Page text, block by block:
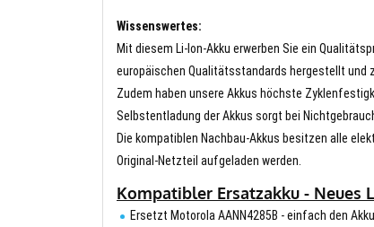
Wissenswertes:
Mit diesem Li-Ion-Akku erwerben Sie ein
europäischen Qualitätsstandards hergestellt und
Zudem haben unsere Akkus höchste
Selbstentladung der Akkus sorgt bei
Die kompatiblen Nachbau-Akkus besitzen alle
Original-Netzteil aufgeladen werden.
Kompatibler Ersatzakku - Neues
Ersetzt Motorola AANN4285B - einfach den